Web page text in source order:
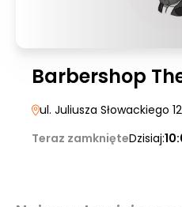
Barbershop
ul. Juliusza Słowackiego 12
Teraz zamknięteDzisiaj: